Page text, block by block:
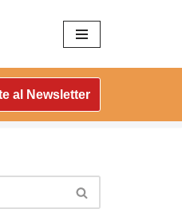
al Newsletter